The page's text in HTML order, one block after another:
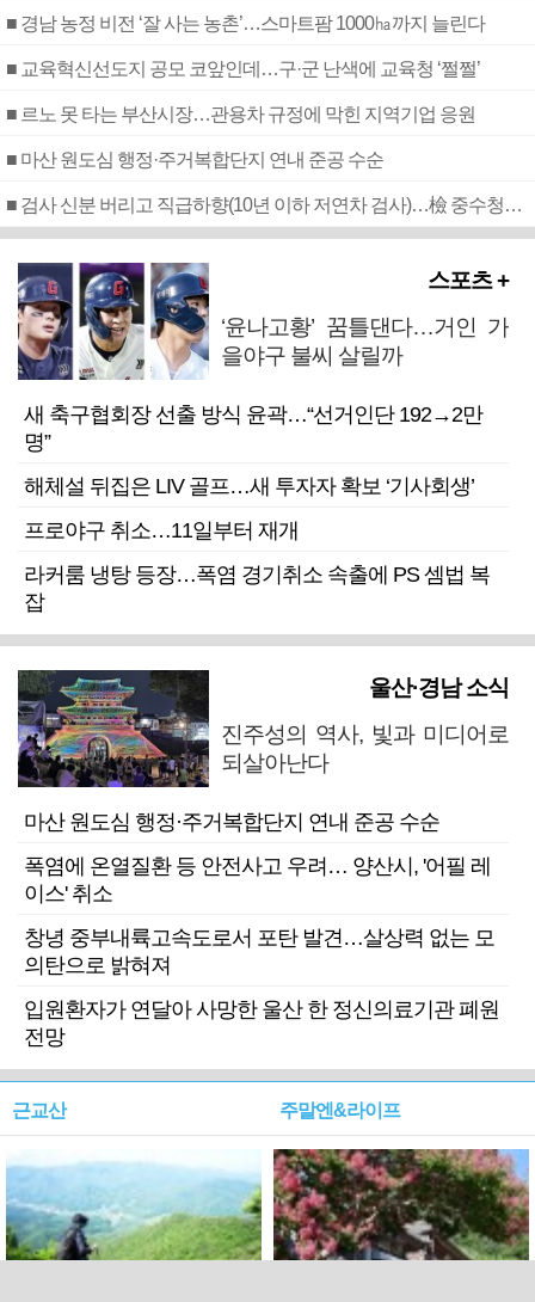
■ 경남 농정 비전 ‘잘 사는 농촌’…스마트팜 1000㏊까지 늘린다
■ 교육혁신선도지 공모 코앞인데…구·군 난색에 교육청 ‘쩔쩔’
■ 르노 못 타는 부산시장…관용차 규정에 막힌 지역기업 응원
■ 마산 원도심 행정·주거복합단지 연내 준공 수순
■ 검사 신분 버리고 직급하향(10년 이하 저연차 검사)…檢 중수청행 기피
스포츠 +
‘윤나고황’ 꿈틀댄다…거인 가
을야구 불씨 살릴까
새 축구협회장 선출 방식 윤곽…“선거인단 192→2만
명”
해체설 뒤집은 LIV 골프…새 투자자 확보 ‘기사회생’
프로야구 취소…11일부터 재개
라커룸 냉탕 등장…폭염 경기취소 속출에 PS 셈법 복
잡
울산·경남 소식
진주성의 역사, 빛과 미디어로
되살아난다
마산 원도심 행정·주거복합단지 연내 준공 수순
폭염에 온열질환 등 안전사고 우려… 양산시, '어필 레
이스' 취소
창녕 중부내륙고속도로서 포탄 발견…살상력 없는 모
의탄으로 밝혀져
입원환자가 연달아 사망한 울산 한 정신의료기관 폐원
전망
근교산 주말엔&라이프